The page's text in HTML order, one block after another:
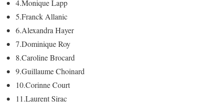
4.Monique Lapp
5.Franck Allanic
6.Alexandra Hayer
7.Dominique Roy
8.Caroline Brocard
9.Guillaume Choinard
10.Corinne Court
11.Laurent Sirac